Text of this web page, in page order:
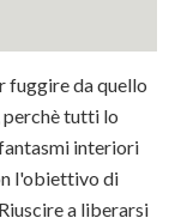
fuggire da quello
perchè tutti lo
interiori
l'obiettivo di
a liberarsi